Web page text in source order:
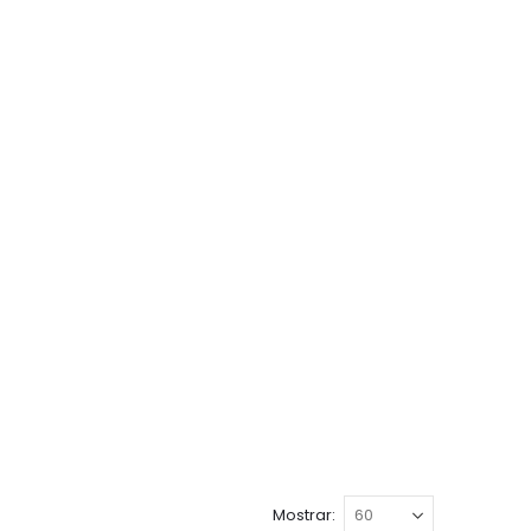
Mostrar